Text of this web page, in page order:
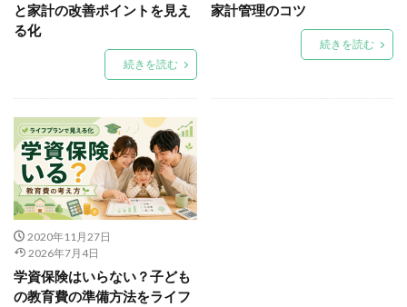
と家計の改善ポイントを見え
る化
続きを読む
家計管理のコツ
続きを読む
2020年11月27日
2026年7月4日
学資保険はいらない？子ども
の教育費の準備方法をライフ